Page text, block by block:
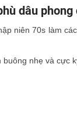
dâu
niên 70s làm
nhẹ và cực